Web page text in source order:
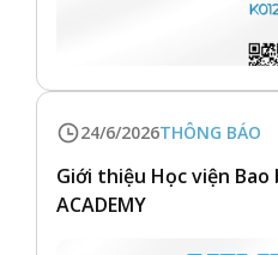
24/6/2026THÔNG BÁO
Giới thiệu Học viện Bao
ACADEMY